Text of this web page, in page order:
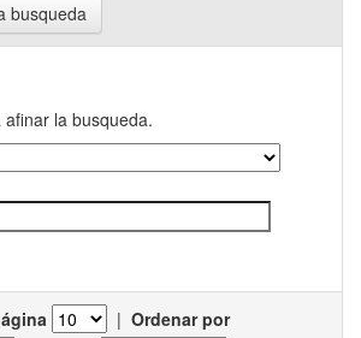
busqueda
la busqueda.
| Ordenar por